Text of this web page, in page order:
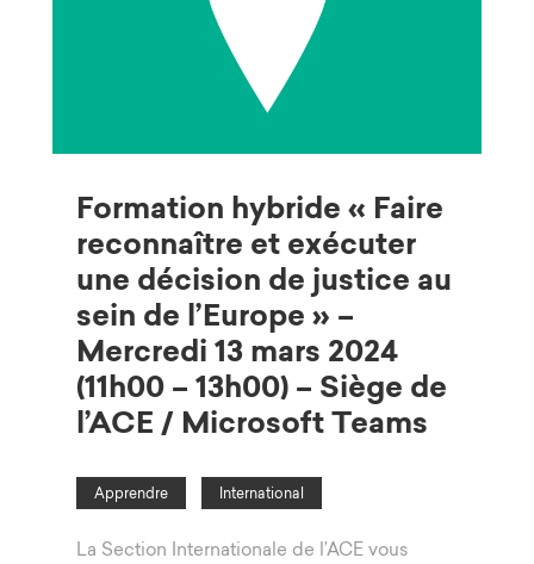
Formation hybride « Faire
reconnaître et exécuter
une décision de justice au
sein de l’Europe » –
Mercredi 13 mars 2024
(11h00 – 13h00) – Siège de
l’ACE / Microsoft Teams
Apprendre International
La Section Internationale de l’ACE vous